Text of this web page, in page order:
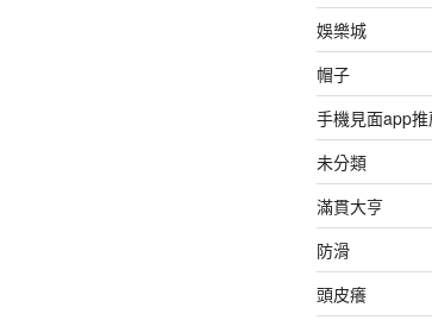
娛樂城
帽子
手機見面app推
未分類
滿貫大亨
防滑
頭皮癢